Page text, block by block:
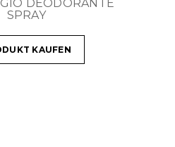
DEODORANTE
SPRAY
KAUFEN